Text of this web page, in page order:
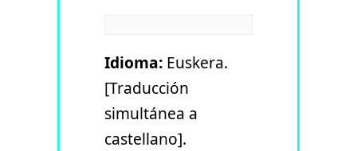
Idioma: Euskera.
[Traducción
simultánea a
castellano].